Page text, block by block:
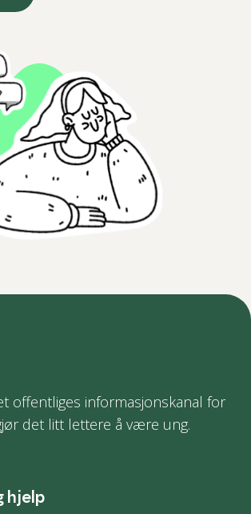
offentliges informasjonskanal for
det litt lettere å være ung.
hjelp